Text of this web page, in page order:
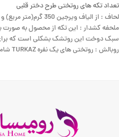
تعداد تکه های روتختی طرح دختر قلبی
لحاف : از الیاف ویرجین 350 گرم(متر مربع) و پارچه تنسل (ساتن میکرو) تهیه شده است که بسیار نرم و لطیف می باشد و این امکان را به شما می دهد که هنگام شستشو، لحاف را به راحتی داخل ماشین لباسشویی بشویید.
سبک دوخت این روتشک بشکلی است که برای تشک های سایز 90 و 120 به
روبالش : روتختی های یک نفره TURKAZ شامل 2 عدد روبالش در سایز استاندارد ۵۰×۷۰ سانتیمتر برای روتختی یک نفره می باشد این روبالش ها به گونه ای طراحی شده اند که به زیبایی روتختی افزوده و با آن هماهنگ باشند.